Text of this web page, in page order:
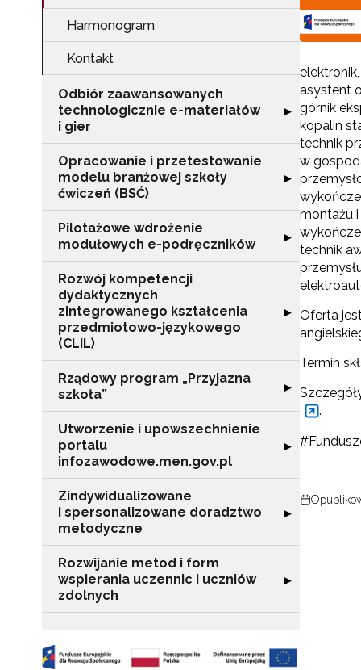
Harmonogram
Kontakt
Odbiór zaawansowanych
technologicznie e-materiałów
i gier
Rozwiń sekcję
▶
Opracowanie i przetestowanie
modelu branżowej szkoły
ćwiczeń (BSĆ)
Rozwiń sekcję
▶
Pilotażowe wdrożenie
modułowych e-podręczników
Rozwiń sekcję
▶
Rozwój kompetencji
dydaktycznych
zintegrowanego kształcenia
przedmiotowo-językowego
(CLIL)
Rozwiń sekcję
▶
Rządowy program „Przyjazna
szkoła”
Rozwiń sekcję
▶
Utworzenie i upowszechnienie
portalu
infozawodowe.men.gov.pl
Rozwiń sekcję
▶
Zindywidualizowane
i spersonalizowane doradztwo
metodyczne
Rozwiń sekcję
▶
Rozwijanie metod i form
wspierania uczennic i uczniów
zdolnych
Rozwiń sekcję
▶
asystent
górnik
kopalin
technik
w
montażu
technik
Oferta
Termin
.